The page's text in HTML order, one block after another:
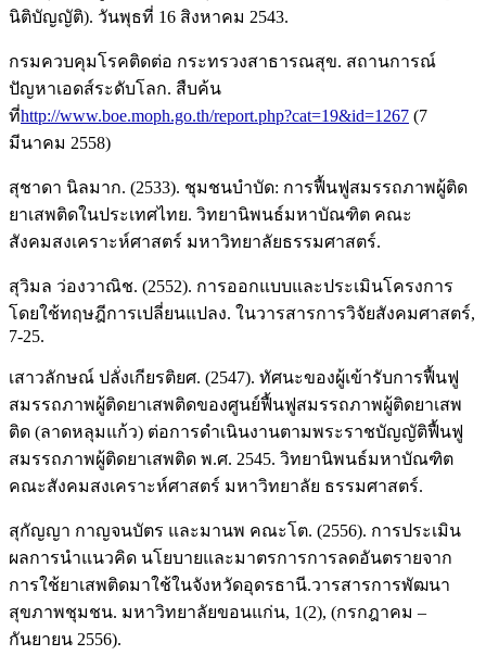
นิติบัญญัติ). วันพุธที่ 16 สิงหาคม 2543.
กรมควบคุมโรคติดต่อ กระทรวงสาธารณสุข. สถานการณ์
ปัญหาเอดส์ระดับโลก. สืบค้น
ที่http://www.boe.moph.go.th/report.php?cat=19&id=1267 (7
มีนาคม 2558)
สุชาดา นิลมาก. (2533). ชุมชนบำบัด: การฟื้นฟูสมรรถภาพผู้ติด
ยาเสพติดในประเทศไทย. วิทยานิพนธ์มหาบัณฑิต คณะ
สังคมสงเคราะห์ศาสตร์ มหาวิทยาลัยธรรมศาสตร์.
สุวิมล ว่องวาณิช. (2552). การออกแบบและประเมินโครงการ
โดยใช้ทฤษฎีการเปลี่ยนแปลง. ในวารสารการวิจัยสังคมศาสตร์,
7-25.
เสาวลักษณ์ ปลั่งเกียรติยศ. (2547). ทัศนะของผู้เข้ารับการฟื้นฟู
สมรรถภาพผู้ติดยาเสพติดของศูนย์ฟื้นฟูสมรรถภาพผู้ติดยาเสพ
ติด (ลาดหลุมแก้ว) ต่อการดำเนินงานตามพระราชบัญญัติฟื้นฟู
สมรรถภาพผู้ติดยาเสพติด พ.ศ. 2545. วิทยานิพนธ์มหาบัณฑิต
คณะสังคมสงเคราะห์ศาสตร์ มหาวิทยาลัย ธรรมศาสตร์.
สุกัญญา กาญจนบัตร และมานพ คณะโต. (2556). การประเมิน
ผลการนำแนวคิด นโยบายและมาตรการการลดอันตรายจาก
การใช้ยาเสพติดมาใช้ในจังหวัดอุดรธานี.วารสารการพัฒนา
สุขภาพชุมชน. มหาวิทยาลัยขอนแก่น, 1(2), (กรกฎาคม –
กันยายน 2556).